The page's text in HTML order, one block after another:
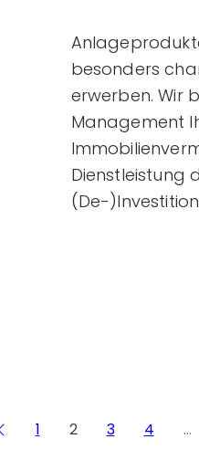
besonders
erwerben. Wir
Management
Dienstleistung
(De-
1 2 3 4 …